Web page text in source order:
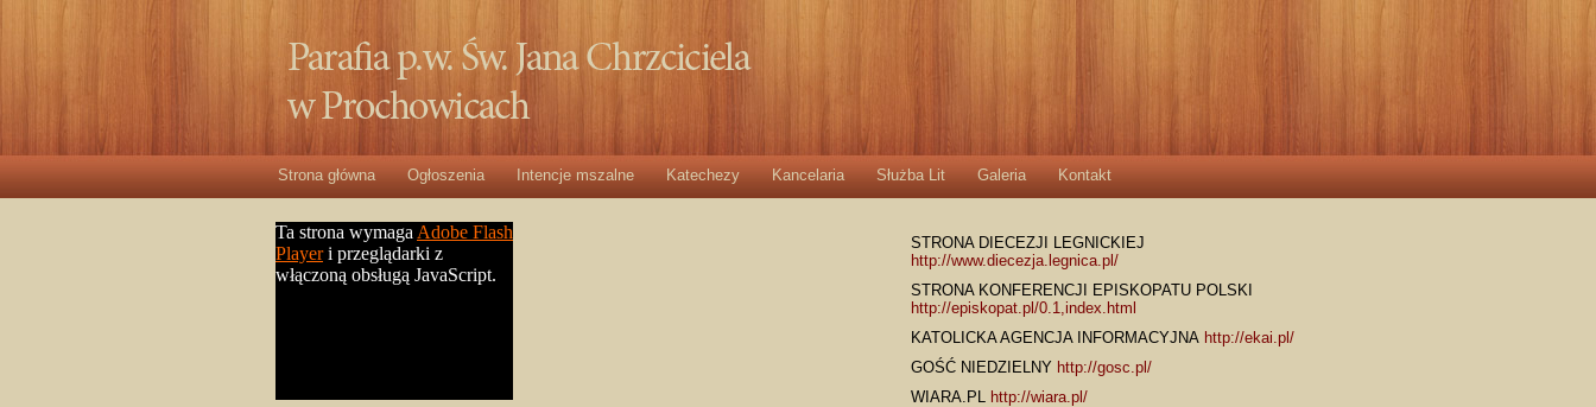
Strona główna Ogłoszenia Intencje mszalne Katechezy Kancelaria Służba Lit Galeria Kontakt
STRONA DIECEZJI LEGNICKIEJ
http://www.diecezja.legnica.pl/
STRONA KONFERENCJI EPISKOPATU POLSKI
http://episkopat.pl/0.1,index.html
KATOLICKA AGENCJA INFORMACYJNA http://ekai.pl/
GOŚĆ NIEDZIELNY http://gosc.pl/
WIARA.PL http://wiara.pl/